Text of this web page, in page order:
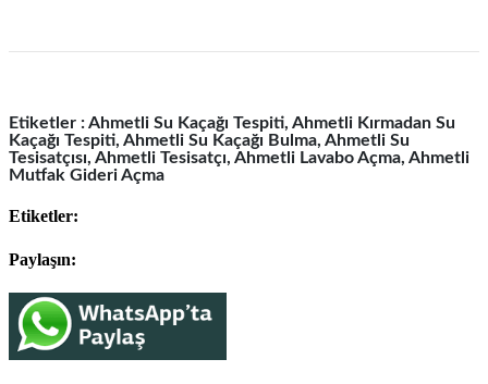
Etiketler : Ahmetli Su Kaçağı Tespiti, Ahmetli Kırmadan Su
Kaçağı Tespiti, Ahmetli Su Kaçağı Bulma, Ahmetli Su
Tesisatçısı, Ahmetli Tesisatçı, Ahmetli Lavabo Açma, Ahmetli
Mutfak Gideri Açma
Etiketler:
Paylaşın: